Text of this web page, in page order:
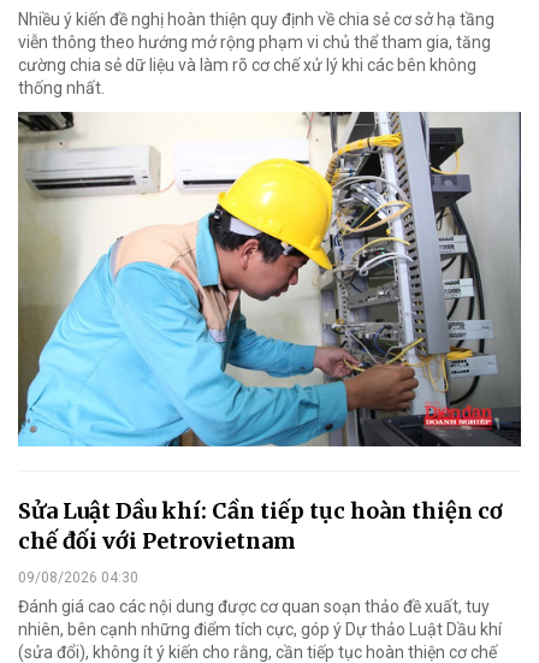
Nhiều ý kiến đề nghị hoàn thiện quy định về chia sẻ cơ sở hạ tầng
viễn thông theo hướng mở rộng phạm vi chủ thể tham gia, tăng
cường chia sẻ dữ liệu và làm rõ cơ chế xử lý khi các bên không
thống nhất.
Sửa Luật Dầu khí: Cần tiếp tục hoàn thiện cơ
chế đối với Petrovietnam
09/08/2026 04:30
Đánh giá cao các nội dung được cơ quan soạn thảo đề xuất, tuy
nhiên, bên cạnh những điểm tích cực, góp ý Dự thảo Luật Dầu khí
(sửa đổi), không ít ý kiến cho rằng, cần tiếp tục hoàn thiện cơ chế